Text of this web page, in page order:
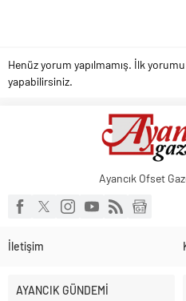
Henüz yorum yapılmamış. İlk yorumu
yapabilirsiniz.
Ayancık Ofset
İletişim
AYANCIK GÜNDEMİ